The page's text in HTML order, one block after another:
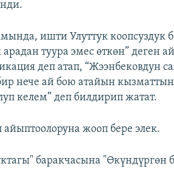
ишти Улуттук коопсуздук
туура эмес өткөн” деген
деп атап, “Жээнбековдун
нече ай бою атайын
келем” деп билдирип жатат.
жооп бере элек.
баракчасына "Өкүндүргөн